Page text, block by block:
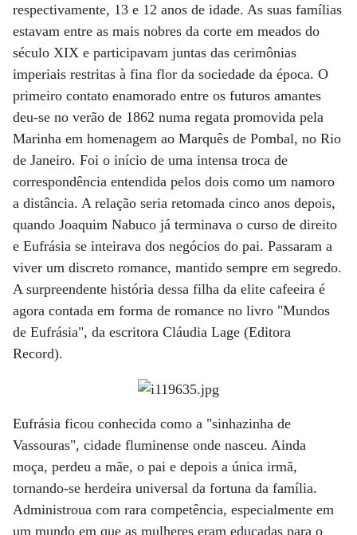
respectivamente, 13 e 12 anos de idade. As suas famílias
estavam entre as mais nobres da corte em meados do
século XIX e participavam juntas das cerimônias
imperiais restritas à fina flor da sociedade da época. O
primeiro contato enamorado entre os futuros amantes
deu-se no verão de 1862 numa regata promovida pela
Marinha em homenagem ao Marquês de Pombal, no Rio
de Janeiro. Foi o início de uma intensa troca de
correspondência entendida pelos dois como um namoro
a distância. A relação seria retomada cinco anos depois,
quando Joaquim Nabuco já terminava o curso de direito
e Eufrásia se inteirava dos negócios do pai. Passaram a
viver um discreto romance, mantido sempre em segredo.
A surpreendente história dessa filha da elite cafeeira é
agora contada em forma de romance no livro "Mundos
de Eufrásia", da escritora Cláudia Lage (Editora
Record).
Eufrásia ficou conhecida como a "sinhazinha de
Vassouras", cidade fluminense onde nasceu. Ainda
moça, perdeu a mãe, o pai e depois a única irmã,
tornando-se herdeira universal da fortuna da família.
Administroua com rara competência, especialmente em
um mundo em que as mulheres eram educadas para o